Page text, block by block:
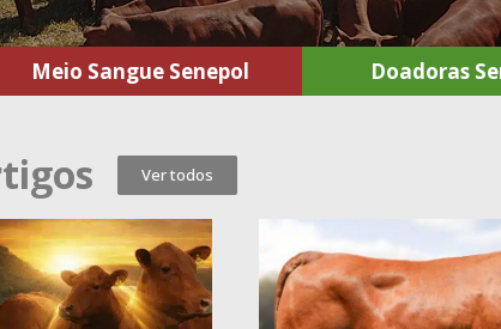
Meio Sangue Senepol Doadoras
Ver todos